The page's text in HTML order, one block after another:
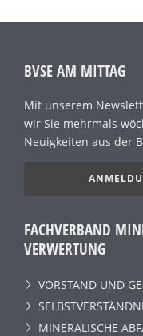
BVSE AM MITTAG
Mit unserem
wir Sie mehrmals
Neuigkeiten aus der
FACHVERBAND
VERWERTUNG
VORSTAND UND
MINERALISCHE